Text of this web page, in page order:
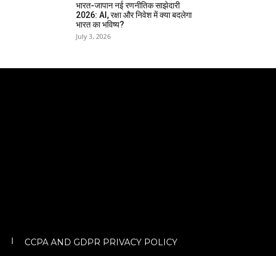
भारत-जापान नई रणनीतिक साझेदारी
2026: AI, रक्षा और निवेश में क्या बदलेगा
भारत का भविष्य?
July 3, 2026
CCPA AND GDPR PRIVACY POLICY